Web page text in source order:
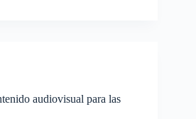
audiovisual para las